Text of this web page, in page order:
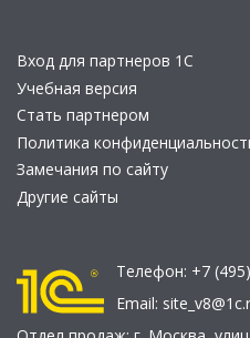
Вход для партнеров 1С
Учебная версия
Стать партнером
Политика
Замечания по сайту
Другие сайты
Телефон: +7
Email: